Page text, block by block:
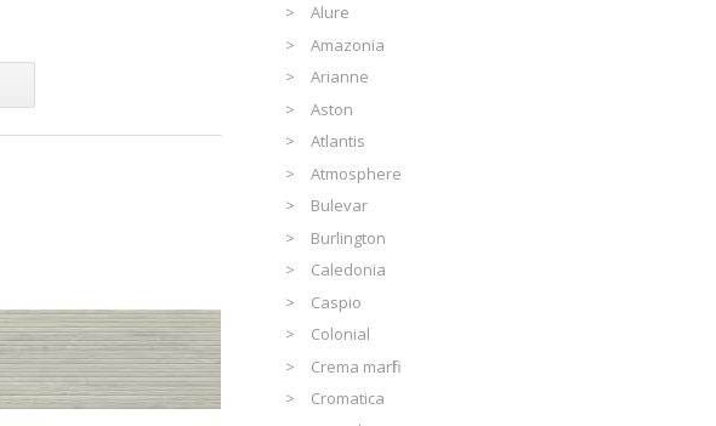
Alure
Amazonia
Arianne
Aston
Atlantis
Atmosphere
Bulevar
Burlington
Caledonia
Caspio
Colonial
Crema marfil
Cromatica